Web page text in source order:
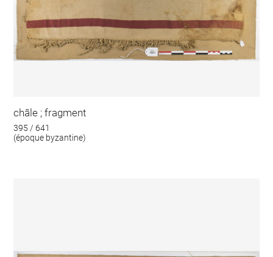
châle ; fragment
395 / 641
(époque byzantine)